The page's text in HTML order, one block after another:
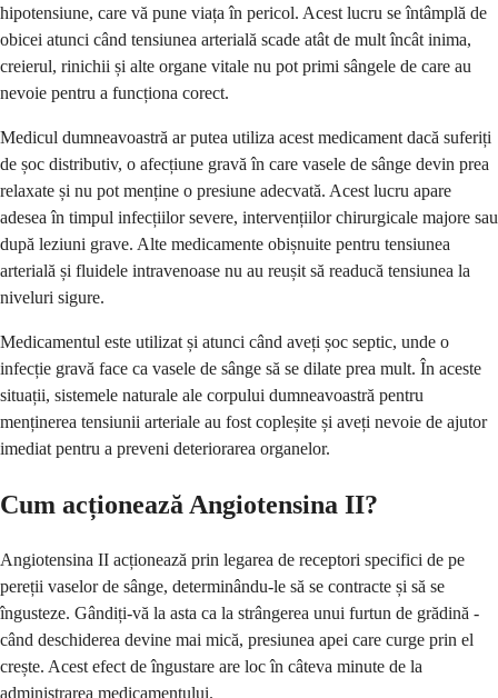
hipotensiune, care vă pune viața în pericol. Acest lucru se întâmplă de
obicei atunci când tensiunea arterială scade atât de mult încât inima,
creierul, rinichii și alte organe vitale nu pot primi sângele de care au
nevoie pentru a funcționa corect.
Medicul dumneavoastră ar putea utiliza acest medicament dacă suferiți
de șoc distributiv, o afecțiune gravă în care vasele de sânge devin prea
relaxate și nu pot menține o presiune adecvată. Acest lucru apare
adesea în timpul infecțiilor severe, intervențiilor chirurgicale majore sau
după leziuni grave. Alte medicamente obișnuite pentru tensiunea
arterială și fluidele intravenoase nu au reușit să readucă tensiunea la
niveluri sigure.
Medicamentul este utilizat și atunci când aveți șoc septic, unde o
infecție gravă face ca vasele de sânge să se dilate prea mult. În aceste
situații, sistemele naturale ale corpului dumneavoastră pentru
menținerea tensiunii arteriale au fost copleșite și aveți nevoie de ajutor
imediat pentru a preveni deteriorarea organelor.
Cum acționează Angiotensina II?
Angiotensina II acționează prin legarea de receptori specifici de pe
pereții vaselor de sânge, determinându-le să se contracte și să se
îngusteze. Gândiți-vă la asta ca la strângerea unui furtun de grădină -
când deschiderea devine mai mică, presiunea apei care curge prin el
crește. Acest efect de îngustare are loc în câteva minute de la
administrarea medicamentului.